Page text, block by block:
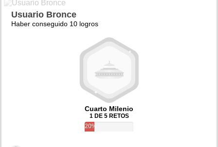
Usuario Bronce
Haber conseguido 10 logros
Cuarto Milenio
1 DE 5 RETOS
20%